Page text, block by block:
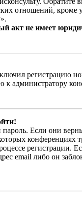
отношений, кроме
акт не имеет
регистрацию
к администратору
пароль. Если они
конференциях
email либо он